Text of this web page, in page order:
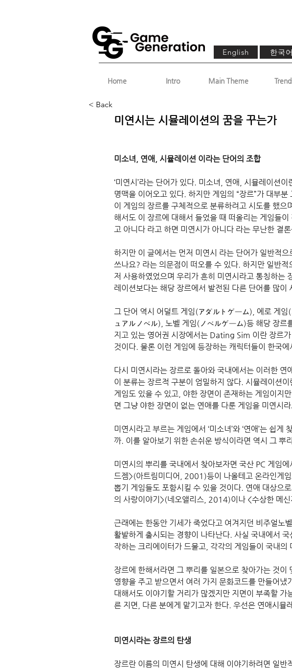
English 한국어
Home Intro Main Theme
< Back
미연시는 시뮬레이션의 꿈을 꾸는가
미소녀, 연애, 시뮬레이션 이라는 단어의 조합
‘미연시’라는 단어가 있다. 미소녀, 연애, 시뮬레이션
명맥을 이어오고 있다. 하지만 게임의 “장르”가 대부
이 게임의 장르를 구체적으로 분류하려고 시도를 했으
해서도 이 장르에 대해서 들었을 때 떠올리는 게임들
고 아니다 라고 하면 미연시가 아니다 라는 무난한 결
하지만 이 글에서는 먼저 미연시 라는 단어가 일반적
쓰나요? 라는 의문점이 떠오를 수 있다. 하지만 일반
저 사용하였었으며 우리가 흔히 미연시라고 통칭하는
레이션보다는 해당 장르에서 발전된 다른 단어를 많이
그 단어 역시 어덜트 게임(アダルトゲーム), 에로 게
ュアルノベル), 노벨 게임(ノベルゲーム)등 해당 장르
지고 있는 영어권 시장에서는 Dating Sim 이란 장르
것이다. 물론 이런 게임에 등장하는 캐릭터들이 한국
다시 미연시라는 장르로 돌아와 국내에서는 이러한
이 분류는 장르적 구분이 엄밀하지 않다. 시뮬레이션
게임도 있을 수 있고, 야한 장면이 존재하는 게임이지
면 그냥 야한 장면이 없는 연애를 다룬 게임을 미연시
미연시라고 부르는 게임에서 ‘미소녀’와 ‘연애’는 쉽
까. 이를 알아보기 위한 손쉬운 방식이라면 역시 그 뿌
미연시의 뿌리를 국내에서 찾아보자면 국산 PC 게
드젬>(아트림미디어, 2001)등이 나올테고 온라인게
뽑기 게임들도 포함시킬 수 있을 것이다. 연애 대상으
의 사랑이야기>(네오앨리스, 2014)이나 <수상한 메
근래에는 한동안 기세가 죽었다고 여겨지던 비주얼노
활발하게 출시되는 경향이 나타난다. 사실 국내에서
작하는 크리에이터가 드물고, 각각의 게임들이 국내
장르에 한해서라면 그 뿌리를 일본으로 찾아가는 것
영향을 주고 받으면서 여러 가지 문화코드를 만들어
대해서도 이야기할 거리가 많겠지만 지면이 부족할
른 지면, 다른 분에게 맡기고자 한다. 우선은 연애시뮬
미연시라는 장르의 탄생
장르란 이름의 미연시 탄생에 대해 이야기하려면 일반